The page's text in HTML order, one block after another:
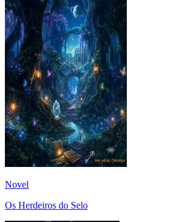
Novel
Os Herdeiros do Selo